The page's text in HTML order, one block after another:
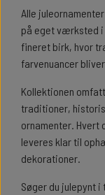
Alle
på eget værksted i
fineret birk, hvor
farvenuancer
Kollektionen
traditioner,
ornamenter. Hvert
leveres klar til
dekorationer.
Søger du julepynt